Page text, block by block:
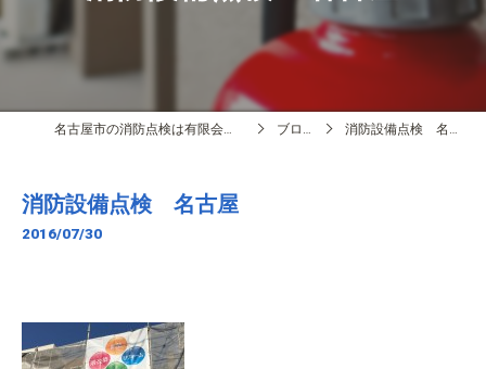
名古屋市の消防点検は有限会社創功 ブログ 消防設備点検 名古屋
消防設備点検 名古屋
2016/07/30